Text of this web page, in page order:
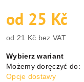
od 25 Kč
od 21 Kč bez VAT
jednostkowa:
Wybierz wariant
Możemy doręczyć do:
Opcje dostawy